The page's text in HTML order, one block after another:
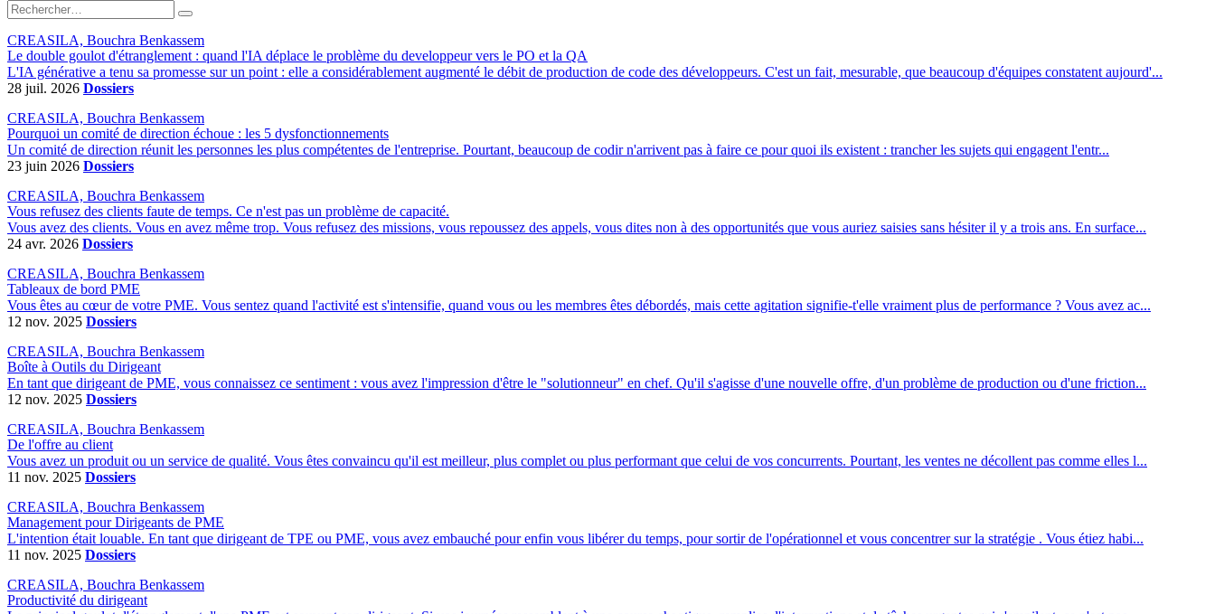
CREASILA, Bouchra Benkassem
Le double goulot d'étranglement : quand l'IA déplace le problème du developpeur vers le PO et la QA
L'IA générative a tenu sa promesse sur un point : elle a considérablement augmenté le débit de production de code des développeurs. C'est un fait, mesurable, que beaucoup d'équipes constatent aujourd'...
28 juil. 2026 Dossiers
CREASILA, Bouchra Benkassem
Pourquoi un comité de direction échoue : les 5 dysfonctionnements
Un comité de direction réunit les personnes les plus compétentes de l'entreprise. Pourtant, beaucoup de codir n'arrivent pas à faire ce pour quoi ils existent : trancher les sujets qui engagent l'entr...
23 juin 2026 Dossiers
CREASILA, Bouchra Benkassem
Vous refusez des clients faute de temps. Ce n'est pas un problème de capacité.
Vous avez des clients. Vous en avez même trop. Vous refusez des missions, vous repoussez des appels, vous dites non à des opportunités que vous auriez saisies sans hésiter il y a trois ans. En surface...
24 avr. 2026 Dossiers
CREASILA, Bouchra Benkassem
Tableaux de bord PME
Vous êtes au cœur de votre PME. Vous sentez quand l'activité est s'intensifie, quand vous ou les membres êtes débordés, mais cette agitation signifie-t'elle vraiment plus de performance ? Vous avez ac...
12 nov. 2025 Dossiers
CREASILA, Bouchra Benkassem
Boîte à Outils du Dirigeant
En tant que dirigeant de PME, vous connaissez ce sentiment : vous avez l'impression d'être le "solutionneur" en chef. Qu'il s'agisse d'une nouvelle offre, d'un problème de production ou d'une friction...
12 nov. 2025 Dossiers
CREASILA, Bouchra Benkassem
De l'offre au client
Vous avez un produit ou un service de qualité. Vous êtes convaincu qu'il est meilleur, plus complet ou plus performant que celui de vos concurrents. Pourtant, les ventes ne décollent pas comme elles l...
11 nov. 2025 Dossiers
CREASILA, Bouchra Benkassem
Management pour Dirigeants de PME
L'intention était louable. En tant que dirigeant de TPE ou PME, vous avez embauché pour enfin vous libérer du temps, pour sortir de l'opérationnel et vous concentrer sur la stratégie . Vous étiez habi...
11 nov. 2025 Dossiers
CREASILA, Bouchra Benkassem
Productivité du dirigeant